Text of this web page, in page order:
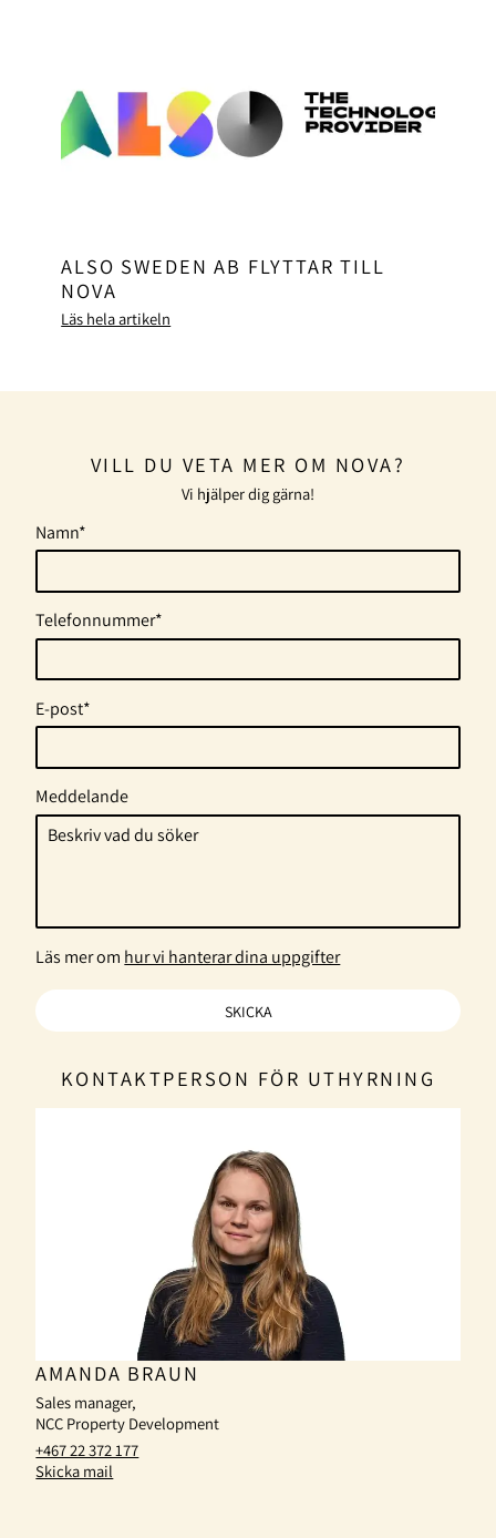
ALSO SWEDEN AB FLYTTAR TILL
NOVA
Läs hela artikeln
VILL DU VETA MER OM NOVA?
Vi hjälper dig gärna!
Namn*
Telefonnummer*
E-post*
Meddelande
Läs mer om hur vi hanterar dina uppgifter
KONTAKTPERSON FÖR UTHYRNING
AMANDA BRAUN
Sales manager,
NCC Property Development
+467 22 372 177
Skicka mail